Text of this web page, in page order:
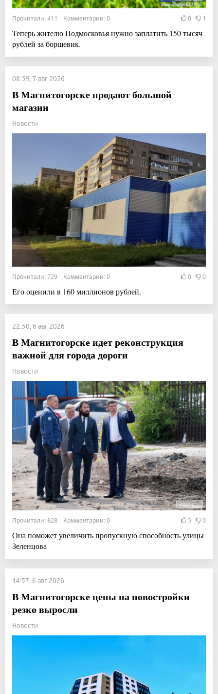
Прочитали: 411 Комментарии: 0 0 1
Теперь жителю Подмосковья нужно заплатить 150 тысяч
рублей за борщевик.
08:59, 7 авг 2026
В Магнитогорске продают большой
магазин
Новости
Прочитали: 729 Комментарии: 0 0 0
Его оценили в 160 миллионов рублей.
22:50, 6 авг 2026
В Магнитогорске идет реконструкция
важной для города дороги
Новости
Прочитали: 828 Комментарии: 0 3 0
Она поможет увеличить пропускную способность улицы
Зеленцова
14:57, 6 авг 2026
В Магнитогорске цены на новостройки
резко выросли
Новости